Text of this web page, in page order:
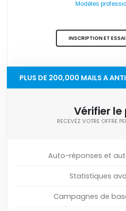
Modèles
INSCRIPTION ET
PLUS DE 200,000 MAILS A
Vérifier le
RECEVEZ VOTRE OFFRE
Auto-réponses et
Statistiques
Campagnes de